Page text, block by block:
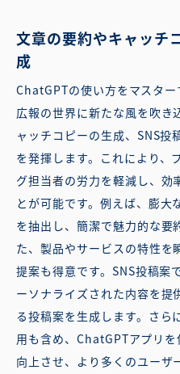
文章の要約やキャッチ
成
ChatGPTの使い方をマスタ
広報の世界に新たな風を吹き
ャッチコピーの生成、SNS投
を発揮します。これにより、
グ担当者の労力を軽減し、効
とが可能です。例えば、膨大
を抽出し、簡潔で魅力的な要
た、製品やサービスの特性を
提案も得意です。SNS投稿案
ーソナライズされた内容を提
る投稿案を生成します。さ
用も含め、ChatGPTアプリ
向上させ、より多くのユーザ